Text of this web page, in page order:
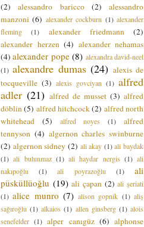
(2)
alessandro baricco (2)
alessandro
manzoni (6) alexander cockburn (1) alexander
fleming
(1) alexander friedmann
(2)
alexander herzen (4) alexander nehamas
(4) alexander pope (8) alexandra david-neel
(1) alexandre dumas (24) alexis de
tocqueville (3) alexis govciyan (1) alfred
adler (21) alfred de musset (3) alfred
döblin (5) alfred hitchcock(2) alfred north
whitehead
(5) alfred noyes (1)
alfred
tennyson (4) algernon charles swinburne
(2) algernon sidney (2) ali akay (1) ali baydak
(1) ali bulunmaz (1) ali haydar nergis (1) ali
nakıpoğlu
(1) ali poyrazoğlu (1)
ali
püsküllüoğlu (19) ali çapan (2) ali şeriati
(1) alice munro (7) alison gopnik (1) aliş
sağıroğlu (1) alkaios (1) allen ginsberg (1) alois
senefelder (1) alper canıgüz (6) alphonse